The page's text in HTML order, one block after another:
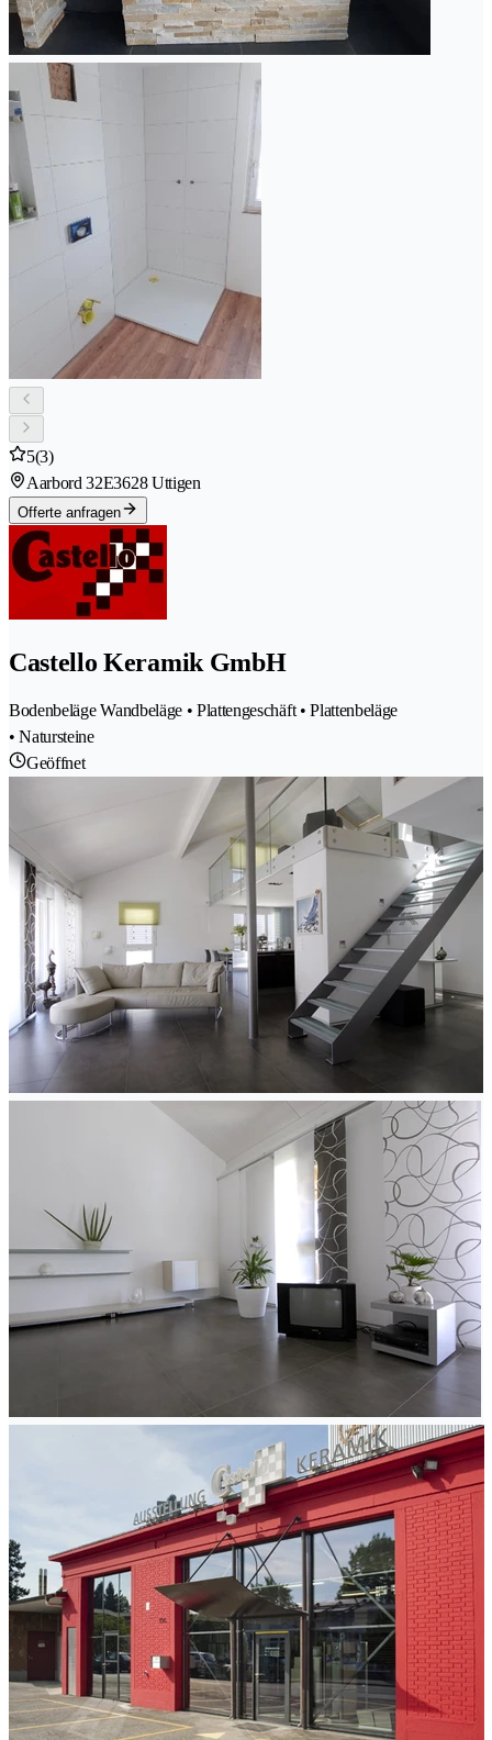
5(3)
Aarbord 32E3628 Uttigen
Offerte anfragen
Castello Keramik GmbH
Bodenbeläge Wandbeläge • Plattengeschäft • Plattenbeläge
• Natursteine
Geöffnet